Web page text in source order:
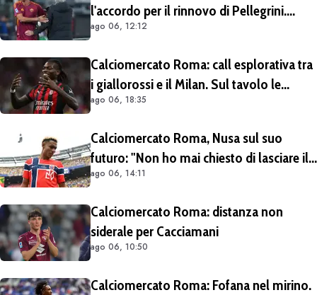
l'accordo per il rinnovo di Pellegrini.
Prolungamento di un solo anno
ago 06, 12:12
Calciomercato Roma: call esplorativa tra
i giallorossi e il Milan. Sul tavolo le
situazioni di Leao e Soulé
ago 06, 18:35
Calciomercato Roma, Nusa sul suo
futuro: "Non ho mai chiesto di lasciare il
Lipsia". Giallorossi ancora al lavoro
ago 06, 14:11
Calciomercato Roma: distanza non
siderale per Cacciamani
ago 06, 10:50
Calciomercato Roma: Fofana nel mirino.